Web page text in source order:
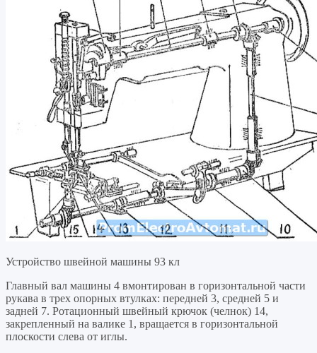
Устройство швейной машины 93 кл
Главный вал машины 4 вмонтирован в горизонтальной части
рукава в трех опорных втулках: передней 3, средней 5 и
задней 7. Ротационный швейный крючок (челнок) 14,
закрепленный на валике 1, вращается в горизонтальной
плоскости слева от иглы.